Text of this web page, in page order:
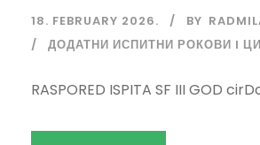
18. FEBRUARY 2026. BY
ДОДАТНИ ИСПИТНИ РОКОВИ I
RASPORED ISPITA SF III GOD